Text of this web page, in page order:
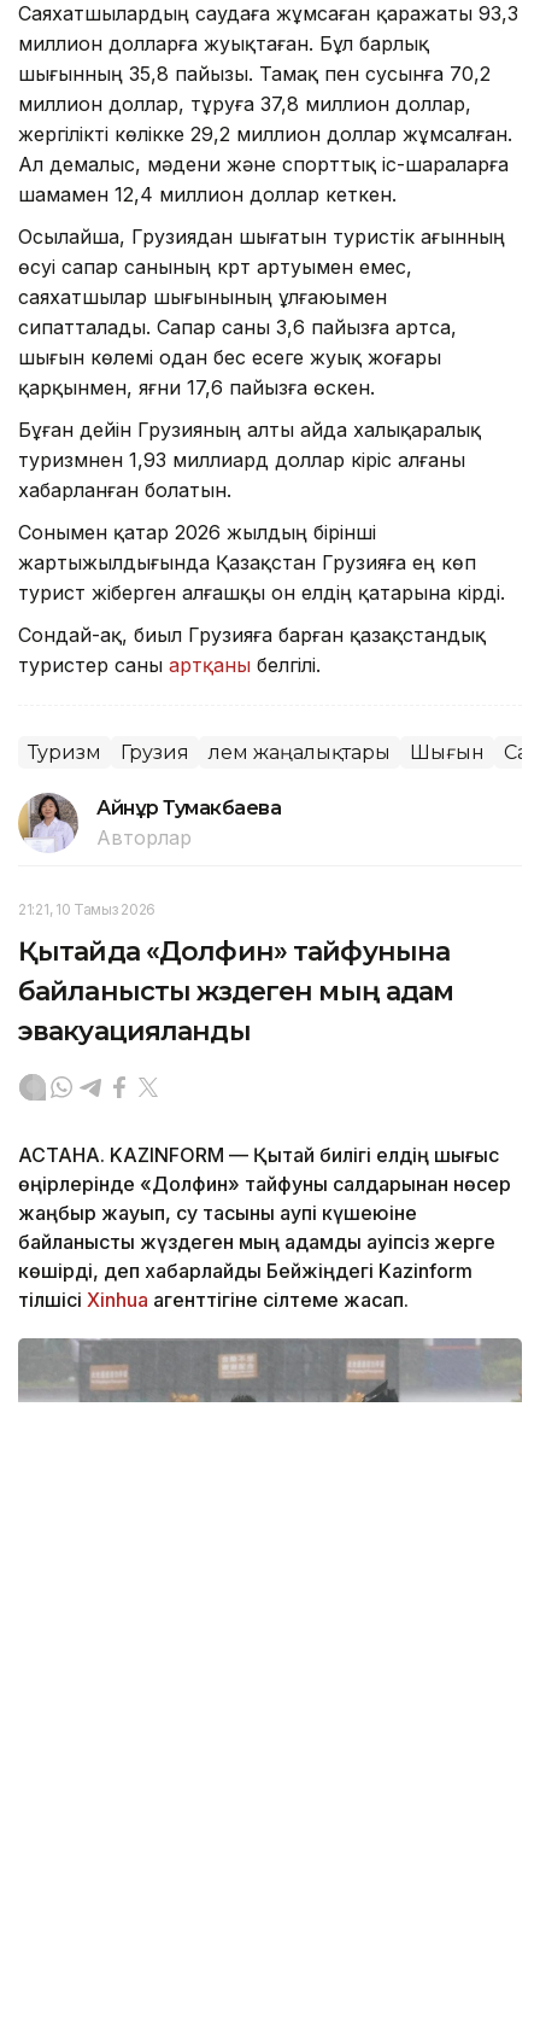
Саяхатшылардың саудаға жұмсаған қаражаты 93,3
миллион долларға жуықтаған. Бұл барлық
шығынның 35,8 пайызы. Тамақ пен сусынға 70,2
миллион доллар, тұруға 37,8 миллион доллар,
жергілікті көлікке 29,2 миллион доллар жұмсалған.
Ал демалыс, мәдени және спорттық іс-шараларға
шамамен 12,4 миллион доллар кеткен.
Осылайша, Грузиядан шығатын туристік ағынның
өсуі сапар санының күрт артуымен емес,
саяхатшылар шығынының ұлғаюымен
сипатталады. Сапар саны 3,6 пайызға артса,
шығын көлемі одан бес есеге жуық жоғары
қарқынмен, яғни 17,6 пайызға өскен.
Бұған дейін Грузияның алты айда халықаралық
туризмнен 1,93 миллиард доллар кіріс алғаны
хабарланған болатын.
Сонымен қатар 2026 жылдың бірінші
жартыжылдығында Қазақстан Грузияға ең көп
турист жіберген алғашқы он елдің қатарына кірді.
Сондай-ақ, биыл Грузияға барған қазақстандық
туристер саны артқаны белгілі.
Туризм Грузия Әлем жаңалықтары Шығын
Айнұр Тумакбаева
Авторлар
21:21, 10 Тамыз 2026
Қытайда «Долфин» тайфунына
байланысты жүздеген мың адам
эвакуацияланды
АСТАНА. KAZINFORM — Қытай билігі елдің шығыс
өңірлерінде «Долфин» тайфуны салдарынан нөсер
жаңбыр жауып, су тасқыны қаупі күшеюіне
байланысты жүздеген мың адамды қауіпсіз жерге
көшірді, деп хабарлайды Бейжіңдегі Kazinform
тілшісі Xinhua агенттігіне сілтеме жасап.